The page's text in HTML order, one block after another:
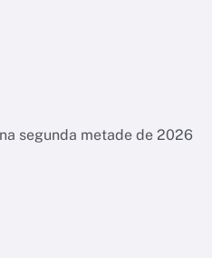
segunda metade de 2026